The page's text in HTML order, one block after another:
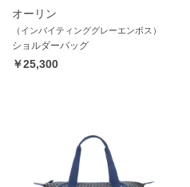
オーリン
（インバイティンググレーエンボス）
ショルダーバッグ
￥25,300